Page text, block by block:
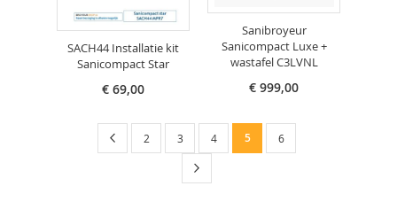
SACH44 Installatie kit
Sanicompact Star
€ 69,00
Sanibroyeur
Sanicompact Luxe +
wastafel C3LVNL
€ 999,00
Pagina
Pagina
VorigePagina
2 Pagina
3 Pagina
4
U
5 Pagina
6